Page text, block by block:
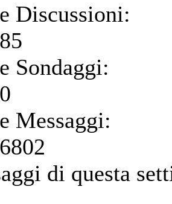
Discussioni:
Sondaggi:
Messaggi:
di questa